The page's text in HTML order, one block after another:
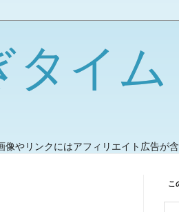
タイム
やリンクにはアフィリエイト広告が
こ